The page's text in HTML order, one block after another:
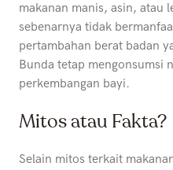
makanan manis, asin, atau
sebenarnya tidak
pertambahan berat badan
Bunda tetap mengonsumsi
perkembangan bayi.
Mitos atau Fakta?
Selain mitos terkait